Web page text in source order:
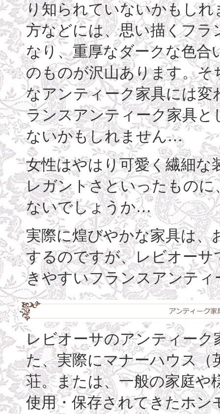
り知られていないかもし
方などには、思い描くフ
なり、重厚なダークな色合
のものが沢山あります。
なアンティーク家具には
ランスアンティーク家具
ないかもしれません…
女性はやはり可愛く繊細な
レガントさといったもの
ないでしょうか…
実際に煌びやかな家具は
するのですが、レビオー
きやすいフランスアンテ
レビオーサのアンティーク
た、実際にマナーハウス（
荘。または、一般の家庭や
使用・保存されてきたホ